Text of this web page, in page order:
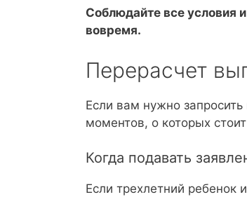
Соблюдайте все условия
вовремя.
Перерасчет
Если вам нужно
моментов, о которых стоит
Когда подавать
Если трехлетний